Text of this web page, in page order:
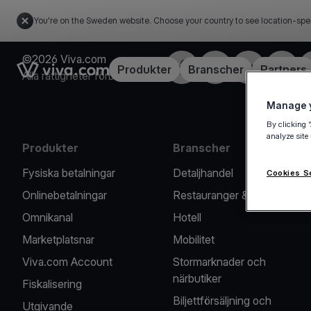
You're on the Sweden website. Choose your country to see location-
Link to the homepageProdukter Branscher Partners
©2026 Viva.com
Alla rättigheter förbehållna
Facebook
X LinkedIn
Produkter
Fysiska betalningar
Onlinebetalningar
Omnikanal
Marketplatsnar
Viva.com Account
Fiskalisering
Utgivande
Branscher
Detaljhandel
Restauranger & Caféer
Hotell
Mobilitet
Stormarknader och
närbutiker
Biljettförsäljning och
Manage
By clicking
analyze
Cookies